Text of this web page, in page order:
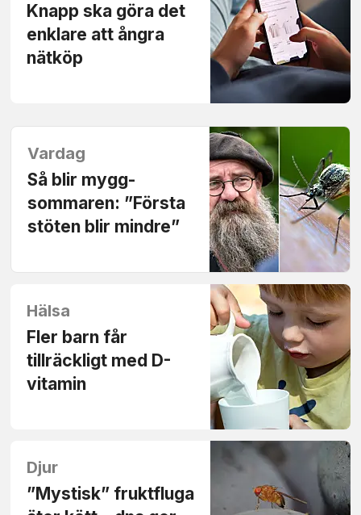
Knapp ska göra det
enklare att ångra
nätköp
Vardag
Så blir mygg­
sommaren: ”Första
stöten blir mindre”
Hälsa
Fler barn får
tillräckligt med D-
vitamin
Djur
”Mystisk” frukt­fluga